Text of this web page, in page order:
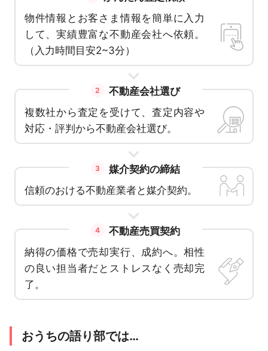
物件情報とお客さま情報を簡単に入力
して、実績豊富な不動産会社へ依頼。
（入力時間目安2~3分）
2
不動産会社選び
複数社から査定を受けて、査定内容や
対応・評判から不動産会社選び。
3
媒介契約の締結
信頼のおける不動産業者と媒介契約。
4
不動産売買契約
納得の価格で売却実行、成約へ。相性
の良い担当者だとストレスなく売却完
了。
おうちの語り部では…